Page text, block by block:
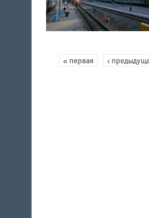
СТРАНИЦЫ
« первая ‹